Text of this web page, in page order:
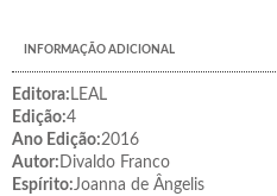
INFORMAÇÃO ADICIONAL
Editora: LEAL
Edição:4
Ano Edição:2016
Autor: Divaldo Franco
Espírito:Joanna de Ângelis